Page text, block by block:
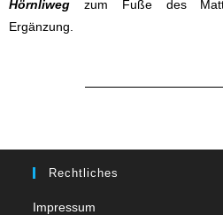
Hörnliweg zum Fuße des
Ergänzung.
Rechtliches
Impressum